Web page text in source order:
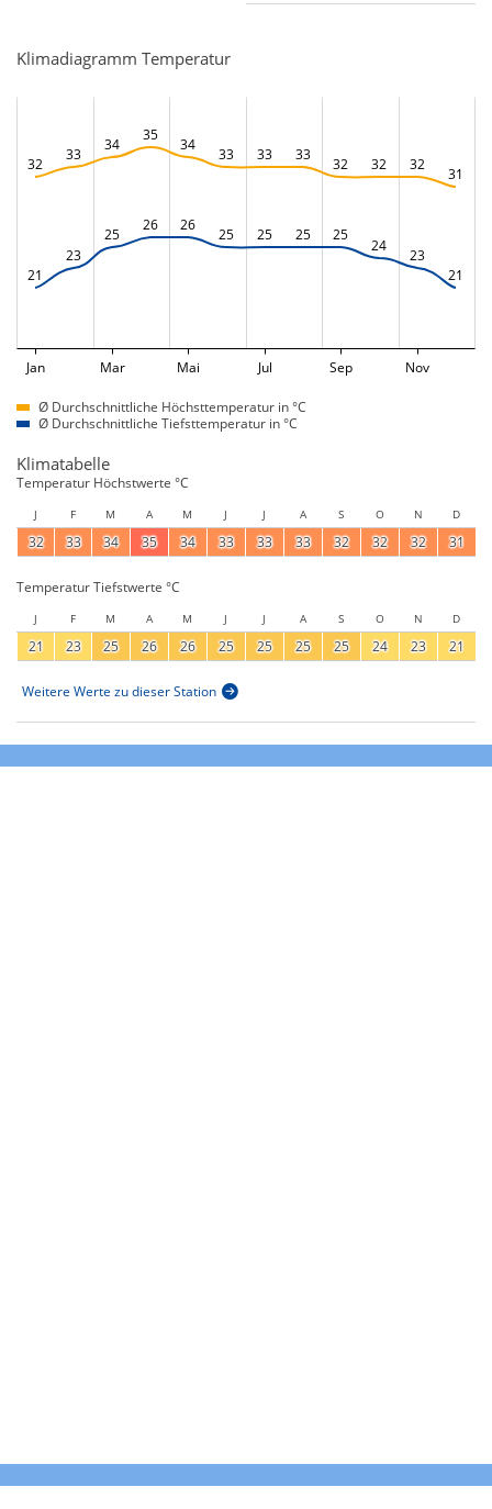
Klimadiagramm Temperatur
32
33
34
35
34
33 33 33
32 32 32
31
21
23
25
26 26
25 25 25 25
24
23
21
Jan Mar Mai Jul Sep Nov
Ø Durchschnittliche Höchsttemperatur in °C
Ø Durchschnittliche Tiefsttemperatur in °C
Klimatabelle
Temperatur Höchstwerte °C
J F M A M J J A S O N D
32 33 34 35 34 33 33 33 32 32 32 31
Temperatur Tiefstwerte °C
J F M A M J J A S O N D
21 23 25 26 26 25 25 25 25 24 23 21
Weitere Werte zu dieser Station